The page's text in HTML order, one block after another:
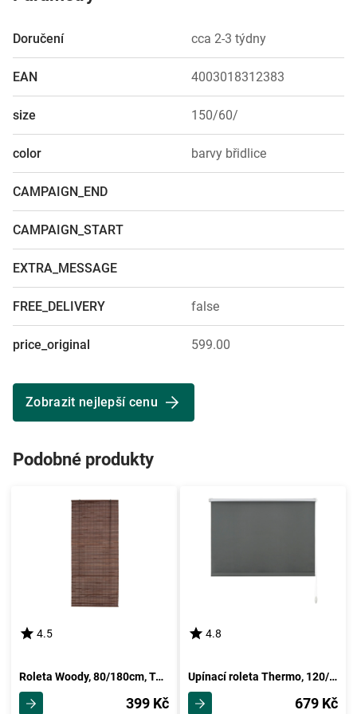
Doručení cca 2-3 týdny
EAN 4003018312383
size 150/60/
color barvy břidlice
CAMPAIGN_END
CAMPAIGN_START
EXTRA_MESSAGE
FREE_DELIVERY false
price_original 599.00
Zobrazit nejlepší cenu
Podobné produkty
4.5
Roleta Woody, 80/180cm, Tmavě Hnědá
399 Kč
4.8
Upínací roleta Thermo, 120/150cm, Břidlicová
679 Kč